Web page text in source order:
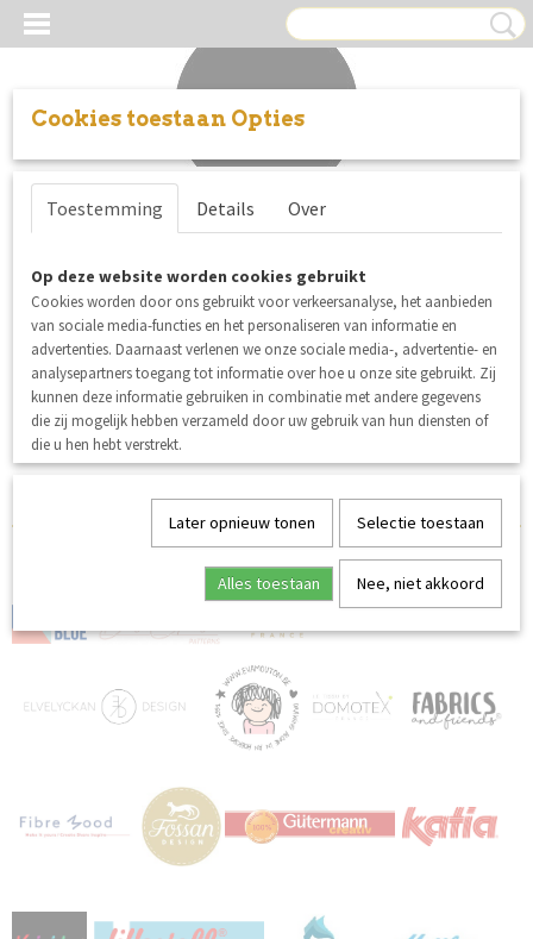
Inloggen Registreren
Zweden
Helaas bevinden er zich in deze categorie nog geen producten.
Probeert u het later nog eens!
Cookies toestaan Opties
Toestemming Details Over
Op deze website worden cookies gebruikt
Cookies worden door ons gebruikt voor verkeersanalyse, het aanbieden
van sociale media-functies en het personaliseren van informatie en
advertenties. Daarnaast verlenen we onze sociale media-, advertentie- en
analysepartners toegang tot informatie over hoe u onze site gebruikt. Zij
kunnen deze informatie gebruiken in combinatie met andere gegevens
die zij mogelijk hebben verzameld door uw gebruik van hun diensten of
die u hen hebt verstrekt.
Later opnieuw tonen Selectie toestaan
Alles toestaan Nee, niet akkoord